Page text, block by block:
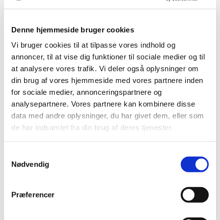
Denne hjemmeside bruger cookies
Vi bruger cookies til at tilpasse vores indhold og
annoncer, til at vise dig funktioner til sociale medier og til
at analysere vores trafik. Vi deler også oplysninger om
din brug af vores hjemmeside med vores partnere inden
for sociale medier, annonceringspartnere og
analysepartnere. Vores partnere kan kombinere disse
data med andre oplysninger, du har givet dem, eller som
de har indsamlet fra din brug af deres tjenester.
Nødvendig
Præferencer
ophavsmanden til heleden meloditradition, der knytter sig
til højskolesangeni Danmark.
“Særsynet kommer som en Tyv,
Skov! fra Dit Skjul og Havets Dyb!”
N.F.S. Grundtvig, 'Til min Asta', 1858
Forum, og være en del af fællesskabet?